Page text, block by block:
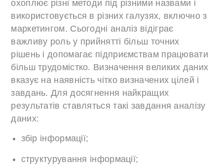
охоплює різні методи під різними назвами і
використовується в різних галузях, включно з
маркетингом. Сьогодні аналіз відіграє
важливу роль у прийнятті більш точних
рішень і допомагає підприємствам працювати
більш трудомістко. Визначення великих даних
вказує на наявність чітко визначених цілей і
завдань. Для досягнення найкращих
результатів ставляться такі завдання аналізу
даних:
збір інформації;
структурування інформації;